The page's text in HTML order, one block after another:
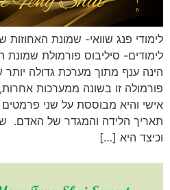
לימודי פנג שוואי- שמונת האחוזות
לימודים- סיליבוס פורמולת
הינה ענף מתוך מערכת גדולה יותר
פורמולה זו בשונה ממערכות
אישי והיא מבוססת על שני פרמטים
וכיצד היא […]